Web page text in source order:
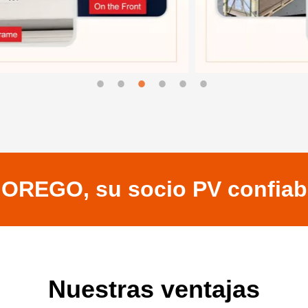
su socio PV
Nuestras ventajas